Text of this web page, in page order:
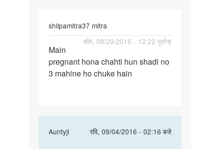
shilpamitra37 mitra
सोम, 08/29/2016 - 12:22 पूर्वान्ह
Main
pregnant
hona
Main
pregnant hona chahti hun shadi no
3 mahine ho chuke hain
Auntyji
रवि, 09/04/2016 - 02:16 बजे
In